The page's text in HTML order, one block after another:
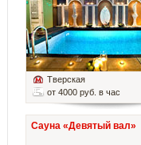
Тверская
от 4000 руб. в час
Сауна «Девятый вал»